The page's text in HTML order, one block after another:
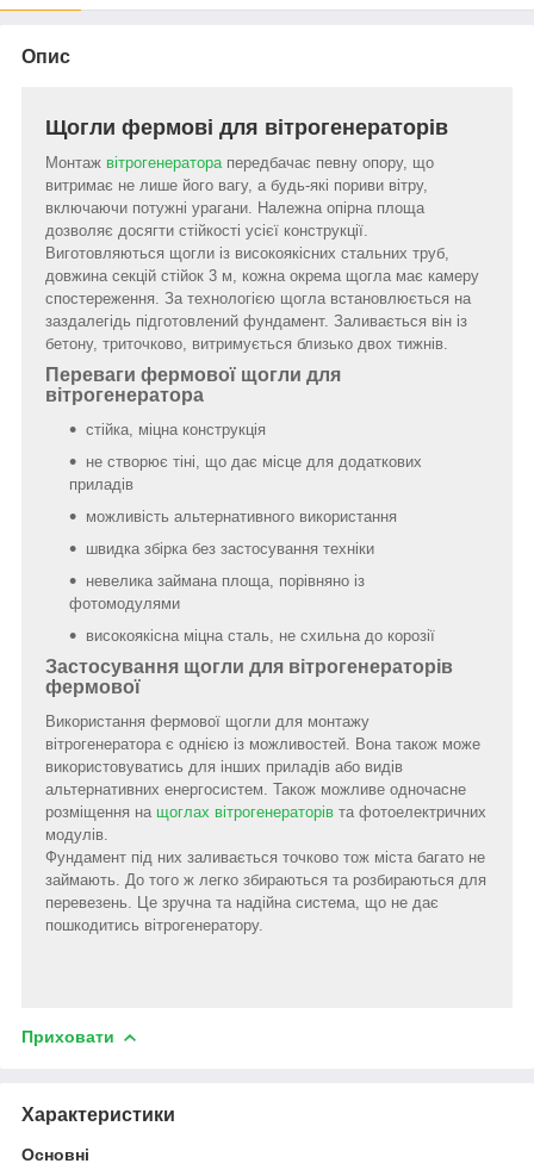
Опис
Щогли фермові для вітрогенераторів
Монтаж вітрогенератора передбачає певну опору, що
витримає не лише його вагу, а будь-які пориви вітру,
включаючи потужні урагани. Належна опірна площа
дозволяє досягти стійкості усієї конструкції.
Виготовляються щогли із високоякісних стальних труб,
довжина секцій стійок 3 м, кожна окрема щогла має камеру
спостереження. За технологією щогла встановлюється на
заздалегідь підготовлений фундамент. Заливається він із
бетону, триточково, витримується близько двох тижнів.
Переваги фермової щогли для
вітрогенератора
стійка, міцна конструкція
не створює тіні, що дає місце для додаткових
приладів
можливість альтернативного використання
швидка збірка без застосування техніки
невелика займана площа, порівняно із
фотомодулями
високоякісна міцна сталь, не схильна до корозії
Застосування щогли для вітрогенераторів
фермової
Використання фермової щогли для монтажу
вітрогенератора є однією із можливостей. Вона також може
використовуватись для інших приладів або видів
альтернативних енергосистем. Також можливе одночасне
розміщення на щоглах вітрогенераторів та фотоелектричних
модулів.
Фундамент під них заливається точково тож міста багато не
займають. До того ж легко збираються та розбираються для
перевезень. Це зручна та надійна система, що не дає
пошкодитись вітрогенератору.
Приховати
Характеристики
Основні